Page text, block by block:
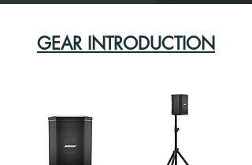
GEAR INTRODUCTION